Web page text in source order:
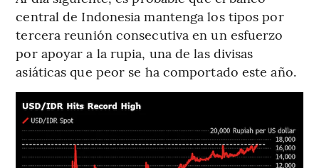
central de Indonesia mantenga los tipos por
tercera reunión consecutiva en un esfuerzo
por apoyar a la rupia, una de las divisas
asiáticas que peor se ha comportado este año.